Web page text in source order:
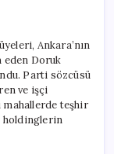
Destek
Verdi:
“İşçi
Haklarını
İhlal
Edenleri
Ortaya
Ankara’nın
eden Doruk
Parti sözcüsü
ve işçi
mahallerde teşhir
holdinglerin